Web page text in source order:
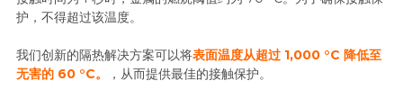
护，不得超过该温度。
我们创新的隔热解决方案可以将表面温度从超过 1,000 °C 降低至
无害的 60 °C。
，从而提供最佳的接触保护。